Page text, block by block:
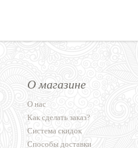
О магазине
О нас
Как сделать заказ?
Система скидок
Способы доставки